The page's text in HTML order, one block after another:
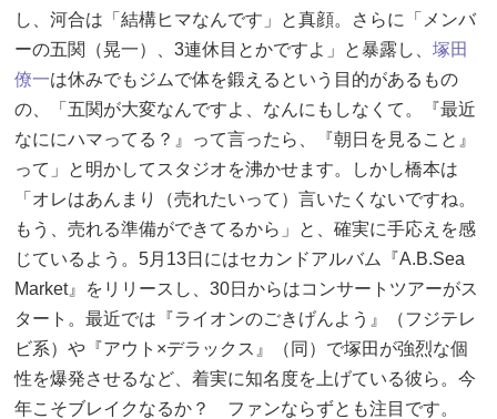
し、河合は「結構ヒマなんです」と真顔。さらに「メンバ
ーの五関（晃一）、3連休目とかですよ」と暴露し、 塚田
僚一は休みでもジムで体を鍛えるという目的があるもの
の、「五関が大変なんですよ、なんにもしなくて。『最近
なににハマってる？』って言ったら、『朝日を見ること』
って」と明かしてスタジオを沸かせます。しかし橋本は
「オレはあんまり（売れたいって）言いたくないですね。
もう、売れる準備ができてるから」と、確実に手応えを感
じているよう。5月13日にはセカンドアルバム『A.B.Sea
Market』をリリースし、30日からはコンサートツアーがス
タート。最近では『ライオンのごきげんよう』（フジテレ
ビ系）や『アウト×デラックス』（同）で塚田が強烈な個
性を爆発させるなど、着実に知名度を上げている彼ら。今
年こそブレイクなるか？ ファンならずとも注目です。